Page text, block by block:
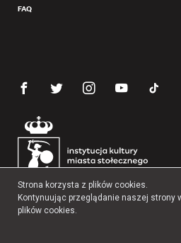
FAQ
Copyright 2026 Muzeum
Strona korzysta z plików cookies.
Kontynuując przeglądanie naszej strony
plików cookies.